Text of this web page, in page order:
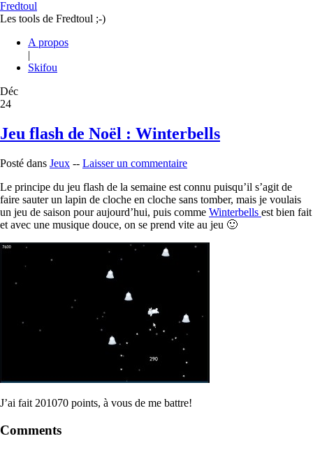
Fredtoul
Les tools de Fredtoul ;-)
A propos
|
Skifou
Déc
24
Jeu flash de Noël : Winterbells
Posté dans Jeux -- Laisser un commentaire
Le principe du jeu flash de la semaine est connu puisqu’il s’agit de
faire sauter un lapin de cloche en cloche sans tomber, mais je voulais
un jeu de saison pour aujourd’hui, puis comme Winterbells est bien fait
et avec une musique douce, on se prend vite au jeu 🙂
J’ai fait 201070 points, à vous de me battre!
Comments